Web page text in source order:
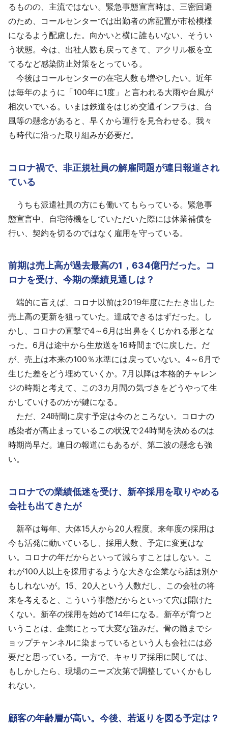
るものの、主流ではない。緊急事態宣言時は、三密回避
のため、コールセンターでは出勤者の席配置が市松模様
になるよう配慮した。向かいと横に誰もいない、そうい
う状態。今は、出社人数も戻ってきて、アクリル板を立
てるなど感染防止対策をとっている。
今後はコールセンターの在宅人数も増やしたい。近年
は毎年のように「100年に1度」と言われる大雨や台風が
相次いでいる。いまは鉄道をはじめ交通インフラは、台
風等の懸念があると、早くから運行を見合わせる。我々
も時代に沿った取り組みが必要だ。
コロナ禍で、非正規社員の解雇問題が連日報道され
ている
うちも派遣社員の方にも働いてもらっている。緊急事
態宣言中、自宅待機をしていただいた際には休業補償を
行い、契約を切るのではなく雇用を守っている。
前期は売上高が過去最高の1，634億円だった。コ
ロナを受け、今期の業績見通しは？
端的に言えば、コロナ以前は2019年度にたたき出した
売上高の更新を狙っていた。達成できるはずだった。し
かし、コロナの直撃で4～6月は出鼻をくじかれる形とな
った。6月は途中から生放送を16時間までに戻した。だ
が、売上は本来の100％水準には戻っていない。4～6月で
生じた差をどう埋めていくか。7月以降は本格的チャレン
ジの時期と考えて、この3カ月間の気づきをどうやって生
かしていけるのかが鍵になる。
ただ、24時間に戻す予定は今のところない。コロナの
感染者が高止まっているこの状況で24時間を決めるのは
時期尚早だ。連日の報道にもあるが、第二波の懸念も強
い。
コロナでの業績低迷を受け、新卒採用を取りやめる
会社も出てきたが
新卒は毎年、大体15人から20人程度。来年度の採用は
今も活発に動いているし、採用人数、予定に変更はな
い。コロナの年だからといって減らすことはしない。こ
れが100人以上を採用するような大きな企業なら話は別か
もしれないが。15、20人という人数だし、この会社の将
来を考えると、こういう事態だからといって穴は開けた
くない。新卒の採用を始めて14年になる。新卒が育つと
いうことは、企業にとって大変な強みだ。骨の髄までシ
ョップチャンネルに染まっているという人も会社には必
要だと思っている。一方で、キャリア採用に関しては、
もしかしたら、現場のニーズ次第で調整していくかもし
れない。
顧客の年齢層が高い。今後、若返りを図る予定は？